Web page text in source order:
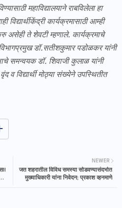
महाविद्यालयाने राबविलेला हा
कार्यक्रमासाठी आम्ही
असेही ते शेवटी म्हणाले. कार्यक्रमाचे
डॉ.सतीशकुमार पडोळकर यांनी
समन्वयक डॉ. शिवाजी कुलाळ यांनी
व विद्यार्थी मोठ्या संख्येने उपस्थितीत
NEWER
जत शहरातील विविध समस्या सोडवण्यासंदर्भात
मुख्याधिकारी यांना निवेदन; प्रकाश व्हनमाणे